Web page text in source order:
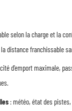
selon la charge et la
distance franchissable
d’emport maximale,
: météo, état des